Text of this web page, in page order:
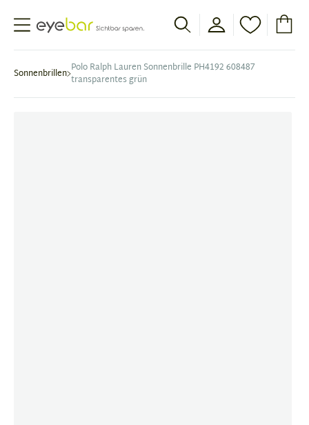
Abele Optic
Sonnenbrillen Polo Ralph Lauren Sonnenbrille PH4192 608487
transparentes grün